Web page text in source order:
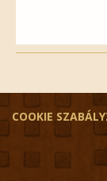
COOKIE